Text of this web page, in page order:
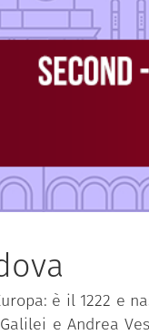
è il 1222 e
e Andrea